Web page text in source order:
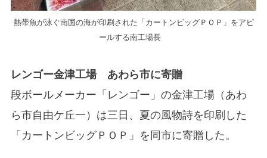
熱帯魚が泳ぐ南国の海が印刷された「カートンビッグＰＯＰ」をアピ
ールする南工場長
レンゴー金津工場 あわら市に寄贈
段ボールメーカー「レンゴー」の金津工場（あわ
ら市自由ケ丘一）は三日、夏の風物詩を印刷した
「カートンビッグＰＯＰ」を同市に寄贈した。